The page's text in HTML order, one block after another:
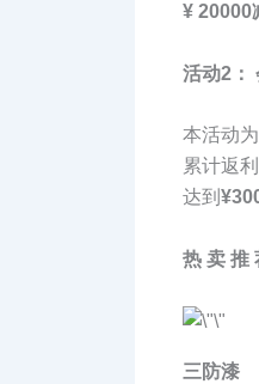
¥ 20000
活动2：
本活动
累计返
达到
热 卖 推
三防漆